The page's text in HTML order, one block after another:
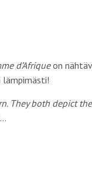
d’Afriqueon
lämpimästi!
They both depict
…